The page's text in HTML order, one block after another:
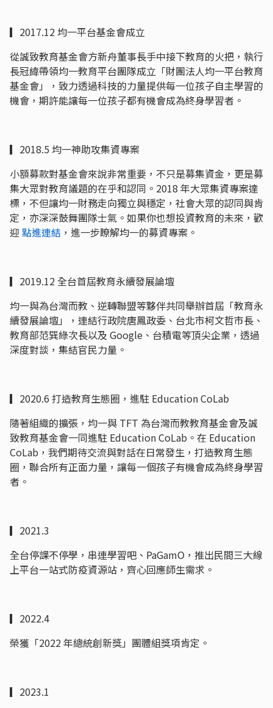
▎2017.12 均一平台基金會成立
從誠致教育基金會方新舟董事長手中接下教育的火把，執行
長冠緯帶領均一教育平台團隊成立「財團法人均一平台教育
基金會」，致力透過科技的力量提供每一位孩子自主學習的
機會，期許能讓每一位孩子都有機會成為終身學習者。
▎2018.5 均一神助攻集資專案
小額募款對基金會來說非常重要，不只是募集資金，更是募
集大眾對教育議題的在乎和認同。2018 年大眾集資專案達
標，不但讓均一財務走向獨立與穩定，社會大眾的認同與肯
定，亦深深鼓舞團隊士氣。如果你也想投資教育的未來，歡
迎 點進連結 ，進一步瞭解均一的募資專案。
▎2019.12 全台首屆教育永續發展論壇
均一與為台灣而教、逆轉聯盟等夥伴共同舉辦首屆「教育永
續發展論壇」，連結行政院唐鳳政委、台北市柯文哲市長、
教育部范巽綠次長以及 Google、台積電等頂尖企業，透過
深度對談，集結官民力量。
▎2020.6 打造教育生態圈，進駐 Education CoLab
隨著組織的擴張，均一與 TFT 為台灣而教教育基金會及誠
致教育基金會一同進駐 Education CoLab。在 Education
CoLab，我們期待交流與對話在日常發生，打造教育生態
圈，聯合所有正面力量，讓每一個孩子有機會成為終身學習
者。
▎2021.3
全台停課不停學，串連學習吧、PaGamO，推出民間三大線
上平台一站式防疫資源站，齊心回應師生需求。
▎2022.4
榮獲「2022 年總統創新獎」團體組獎項肯定。
▎2023.1